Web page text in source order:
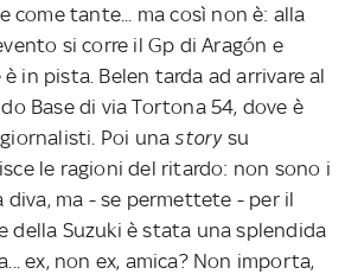
come tante... ma così non è: alla
si corre il Gp di Aragón e
in pista. Belen tarda ad arrivare al
Base di via Tortona 54, dove è
Poi una storysu
le ragioni del ritardo: non sono i
diva, ma - se permettete - per il
della Suzuki è stata una splendida
ex, non ex, amica? Non importa,